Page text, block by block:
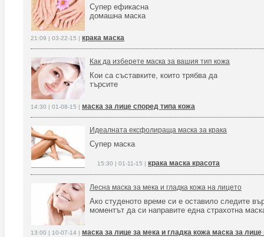
Супер ефикасна
домашна маска
21:09 | 03-22-15 | крака маска
Как да изберете маска за вашия тип кожа
Кои са съставките, които трябва да
търсите
14:30 | 01-08-15 | маска за лице според типа кожа
Идеалната ексфолираща маска за крака
Супер маска
15:30 | 01-11-15 | крака маска красота
Лесна маска за мека и гладка кожа на лицето
Ако студеното време си е оставило следите
моментът да си направите една страхотна
13:00 | 10-07-14 | маска за лице за мека и гладка кожа маска за